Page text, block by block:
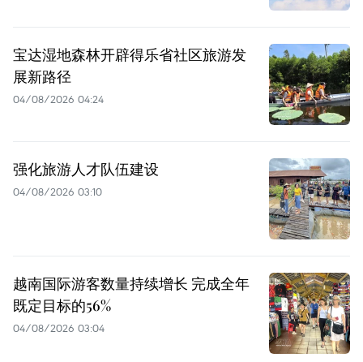
宝达湿地森林开辟得乐省社区旅游发
展新路径
04/08/2026 04:24
强化旅游人才队伍建设
04/08/2026 03:10
越南国际游客数量持续增长 完成全年
既定目标的56%
04/08/2026 03:04